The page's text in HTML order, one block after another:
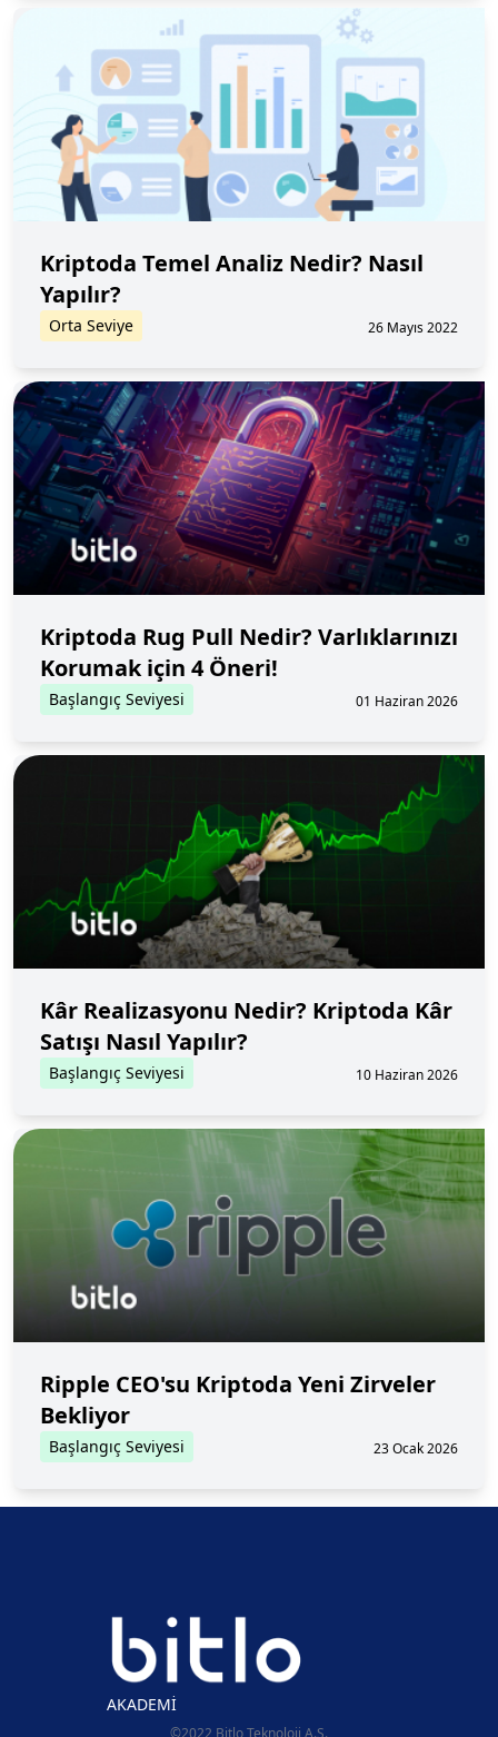
Kriptoda Temel Analiz Nedir? Nasıl
Yapılır?
Orta Seviye 26 Mayıs 2022
Kriptoda Rug Pull Nedir? Varlıklarınızı
Korumak için 4 Öneri!
Başlangıç Seviyesi 01 Haziran 2026
Kâr Realizasyonu Nedir? Kriptoda Kâr
Satışı Nasıl Yapılır?
Başlangıç Seviyesi 10 Haziran 2026
Ripple CEO'su Kriptoda Yeni Zirveler
Bekliyor
Başlangıç Seviyesi 23 Ocak 2026
AKADEMİ
©2022 Bitlo Teknoloji A.Ş.